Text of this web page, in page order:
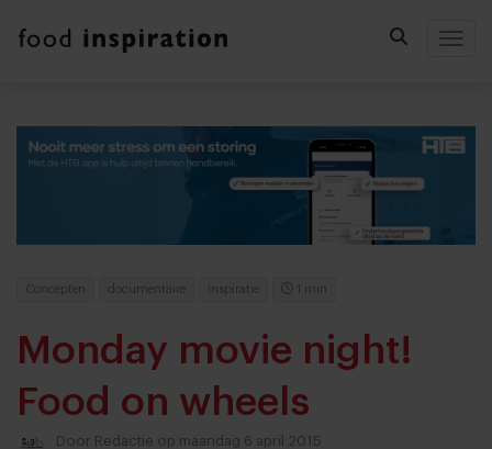
Concepten documentaire inspiratie 1 min
Monday movie night!
Food on wheels
Door Redactie op maandag 6 april 2015